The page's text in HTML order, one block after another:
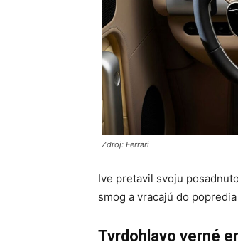
Zdroj: Ferrari
Ive pretavil svoju
smog a vracajú do
Tvrdohlavo verné